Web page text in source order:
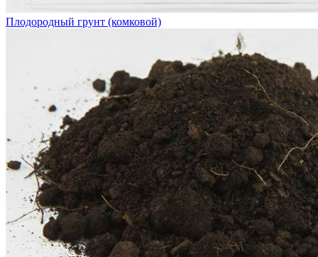
Плодородный грунт (комковой)